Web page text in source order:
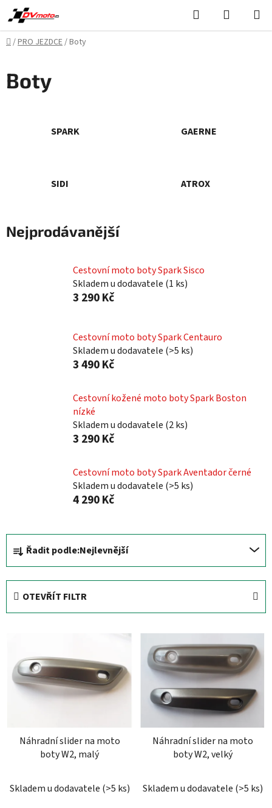
Přejít
na
obsah
Hledat
KOŠÍK
Domů
/PRO JEZDCE/Boty
Boty
SPARK GAERNE
SIDI ATROX
Nejprodávanější
Cestovní moto boty Spark Sisco
Skladem u dodavatele (1 ks)
3 290 Kč
Cestovní moto boty Spark Centauro
Skladem u dodavatele (>5 ks)
3 490 Kč
Cestovní kožené moto boty Spark Boston
nízké
Skladem u dodavatele (2 ks)
3 290 Kč
Cestovní moto boty Spark Aventador černé
Skladem u dodavatele (>5 ks)
4 290 Kč
Ř
a
z
o
d
Řadit podle:Nejlevnější
OTEVŘÍT FILTR
p
k
Náhradní slider na moto
boty W2, malý
Skladem u dodavatele (>5 ks)
Náhradní slider na moto
boty W2, velký
Skladem u dodavatele (>5 ks)